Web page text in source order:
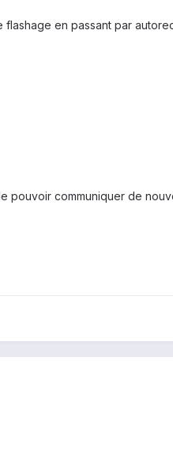
en passant par
communiquer de